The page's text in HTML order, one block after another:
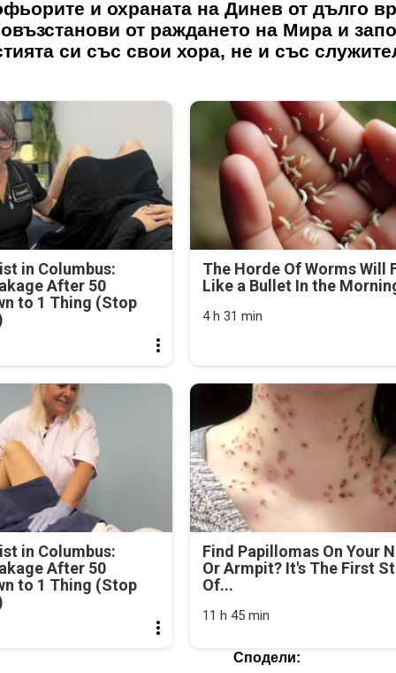
и охраната на Динев от дълго
от раждането на Мира и
си със свои хора, не и със
in Columbus:
After 50
to 1 Thing (Stop
The Horde Of Worms Will
Like a Bullet In the
4 h 31 min
in Columbus:
After 50
to 1 Thing (Stop
Find Papillomas On Your
Or Armpit? It's The First
Of...
11 h 45 min
Сподели: